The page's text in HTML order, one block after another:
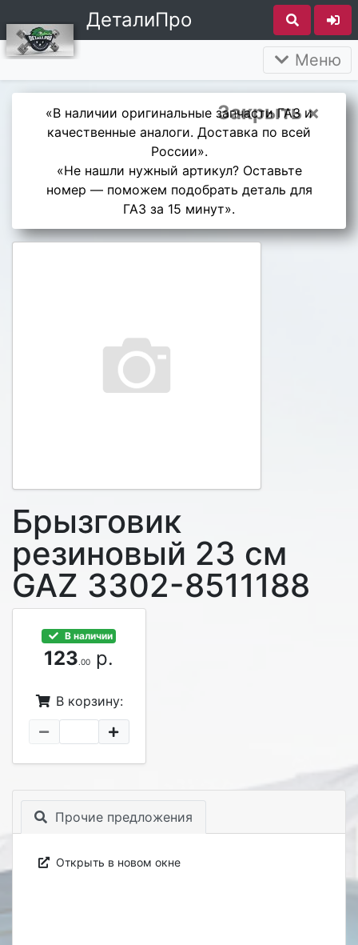
ДеталиПро
Меню
Закрыть ×
«В наличии оригинальные запчасти ГАЗ и
качественные аналоги. Доставка по всей
России».
«Не нашли нужный артикул? Оставьте
номер — поможем подобрать деталь для
ГАЗ за 15 минут».
Брызговик
резиновый 23 см
GAZ 3302-8511188
В наличии
123.00 р.
В корзину:
Прочие предложения
Открыть в новом окне